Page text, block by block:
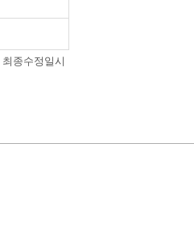
최종수정일시